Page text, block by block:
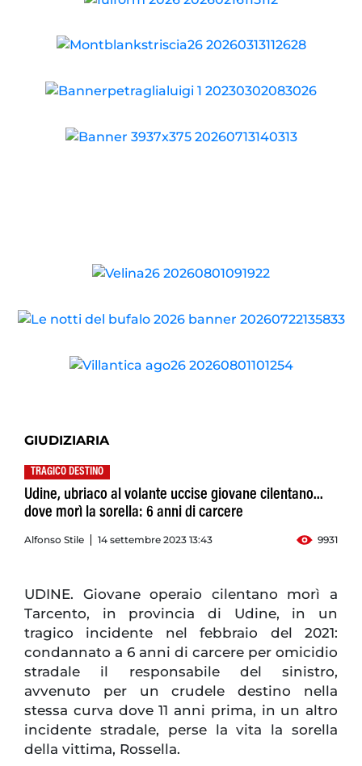
GIUDIZIARIA
TRAGICO DESTINO
Udine, ubriaco al volante uccise giovane cilentano...
dove morì la sorella: 6 anni di carcere
Alfonso Stile 14 settembre 2023 13:43 9931
UDINE. Giovane operaio cilentano morì a
Tarcento, in provincia di Udine, in un
tragico incidente nel febbraio del 2021:
condannato a 6 anni di carcere per omicidio
stradale il responsabile del sinistro,
avvenuto per un crudele destino nella
stessa curva dove 11 anni prima, in un altro
incidente stradale, perse la vita la sorella
della vittima, Rossella.